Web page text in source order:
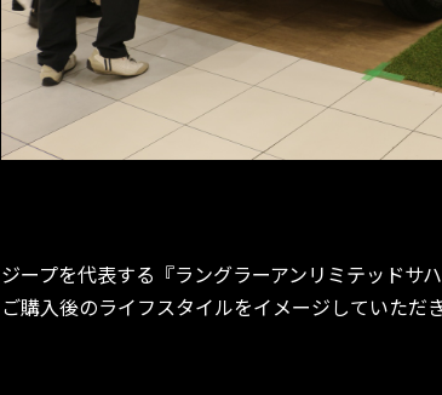
ジープを代表する『ラングラーアンリミテッドサ
ご購入後のライフスタイルをイメージしていただ